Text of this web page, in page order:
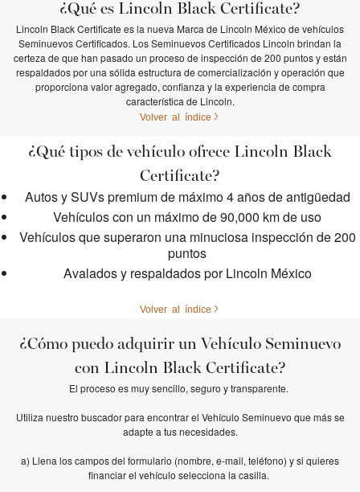
¿Qué es Lincoln Black Certificate?
Lincoln Black Certificate es la nueva Marca de Lincoln México de vehículos
Seminuevos Certificados. Los Seminuevos Certificados Lincoln brindan la
certeza de que han pasado un proceso de inspección de 200 puntos y están
respaldados por una sólida estructura de comercialización y operación que
proporciona valor agregado, confianza y la experiencia de compra
característica de Lincoln.
Volver al índice
¿Qué tipos de vehículo ofrece Lincoln Black
Certificate?
Autos y SUVs premium de máximo 4 años de antigüedad
Vehículos con un máximo de 90,000 km de uso
Vehículos que superaron una minuciosa inspección de 200
puntos
Avalados y respaldados por Lincoln México
Volver al índice
¿Cómo puedo adquirir un Vehículo Seminuevo
con Lincoln Black Certificate?
El proceso es muy sencillo, seguro y transparente.
Utiliza nuestro buscador para encontrar el Vehículo Seminuevo que más se
adapte a tus necesidades.
a) Llena los campos del formulario (nombre, e-mail, teléfono) y si quieres
financiar el vehículo selecciona la casilla.